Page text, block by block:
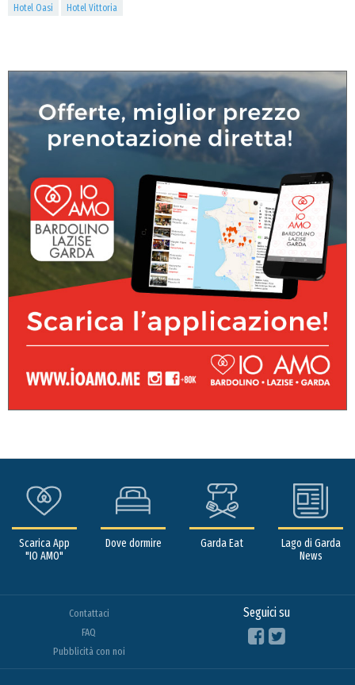
Hotel Oasi Hotel Vittoria
Scarica App
"IO AMO"
Dove dormire Garda Eat
Lago di Garda
News
Contattaci
FAQ
Pubblicità con noi
Seguici su